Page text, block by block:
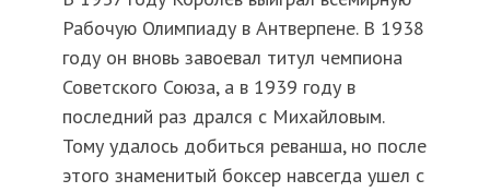
Рабочую Олимпиаду в Антверпене. В 1938
году он вновь завоевал титул чемпиона
Советского Союза, а в 1939 году в
последний раз дрался с Михайловым.
Тому удалось добиться реванша, но после
этого знаменитый боксер навсегда ушел с